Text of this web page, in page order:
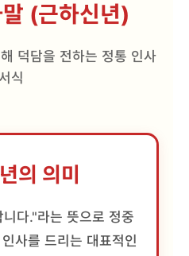
(근하신년)
덕담을 전하는 정통 인사
서식
의 의미
다."라는 뜻으로 정중
사를 드리는 대표적인